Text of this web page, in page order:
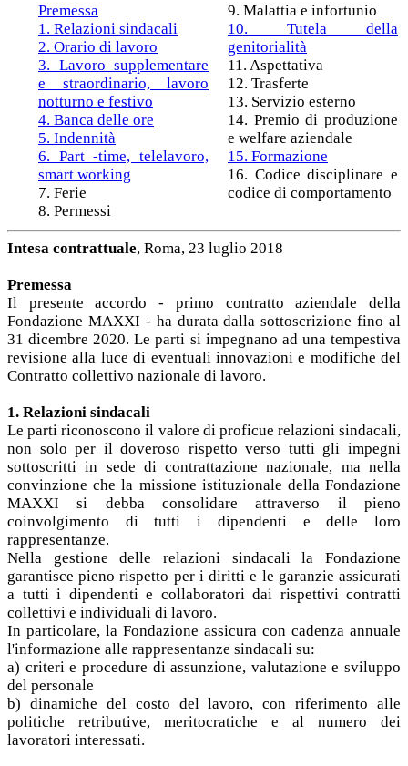
Premessa
1. Relazioni sindacali
2. Orario di lavoro
3. Lavoro supplementare
e straordinario, lavoro
notturno e festivo
4. Banca delle ore
5. Indennità
6. Part -time, telelavoro,
smart working
7. Ferie
8. Permessi
9. Malattia e infortunio
10. Tutela della
genitorialità
11. Aspettativa
12. Trasferte
13. Servizio esterno
14. Premio di produzione
e welfare aziendale
15. Formazione
16. Codice disciplinare e
codice di comportamento
Intesa contrattuale, Roma, 23 luglio 2018
Premessa
Il presente accordo - primo contratto aziendale della
Fondazione MAXXI - ha durata dalla sottoscrizione fino al
31 dicembre 2020. Le parti si impegnano ad una tempestiva
revisione alla luce di eventuali innovazioni e modifiche del
Contratto collettivo nazionale di lavoro.
1. Relazioni sindacali
Le parti riconoscono il valore di proficue relazioni sindacali,
non solo per il doveroso rispetto verso tutti gli impegni
sottoscritti in sede di contrattazione nazionale, ma nella
convinzione che la missione istituzionale della Fondazione
MAXXI si debba consolidare attraverso il pieno
coinvolgimento di tutti i dipendenti e delle loro
rappresentanze.
Nella gestione delle relazioni sindacali la Fondazione
garantisce pieno rispetto per i diritti e le garanzie assicurati
a tutti i dipendenti e collaboratori dai rispettivi contratti
collettivi e individuali di lavoro.
In particolare, la Fondazione assicura con cadenza annuale
l'informazione alle rappresentanze sindacali su:
a) criteri e procedure di assunzione, valutazione e sviluppo
del personale
b) dinamiche del costo del lavoro, con riferimento alle
politiche retributive, meritocratiche e al numero dei
lavoratori interessati.